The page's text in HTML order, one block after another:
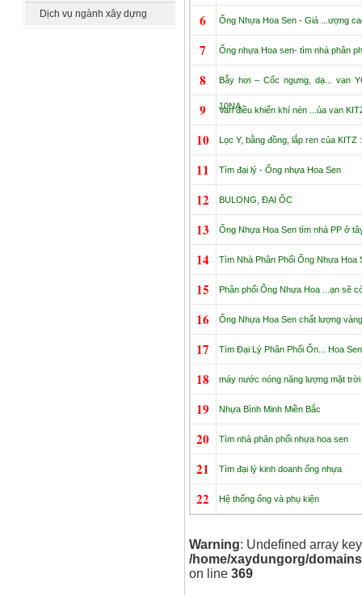
Dịch vụ ngành xây dựng 6 Ống Nhựa Hoa Sen - Giá ...ượng
7 Ống nhựa Hoa sen- tìm nhà phân
8 Bẫy hơi – Cốc ngưng, dạ... van
10NA
9 Van điều khiển khí nén ...ủa van
10 Lọc Y, bằng đồng, lắp ren của KITZ
11 Tìm đại lý - Ống nhựa Hoa Sen
12 BULONG, ĐAI ỐC
13 Ống Nhựa Hoa Sen tìm nhà PP ở
14 Tìm Nhà Phân Phối Ống Nhựa Hoa
15 Phân phối Ống Nhựa Hoa ...ạn sẽ
16 Ống Nhựa Hoa Sen chất lượng
17 Tìm Đại Lý Phân Phối Ốn... Hoa
18 máy nước nóng năng lượng mặt trời
19 Nhựa Bình Minh Miền Bắc
20 Tìm nhà phân phối nhựa hoa sen
21 Tìm đại lý kinh doanh ống nhựa
22 Hệ thống ống và phụ kiện
Warning: Undefined array
/home/xaydungorg/
on line 369